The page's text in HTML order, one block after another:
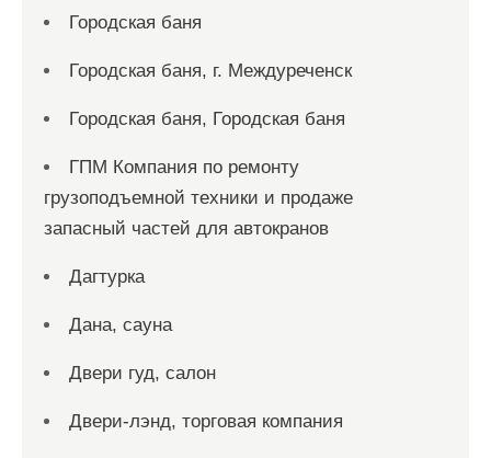
Городская баня
Городская баня, г. Междуреченск
Городская баня, Городская баня
ГПМ Компания по ремонту
грузоподъемной техники и продаже
запасный частей для автокранов
Дагтурка
Дана, сауна
Двери гуд, салон
Двери-лэнд, торговая компания